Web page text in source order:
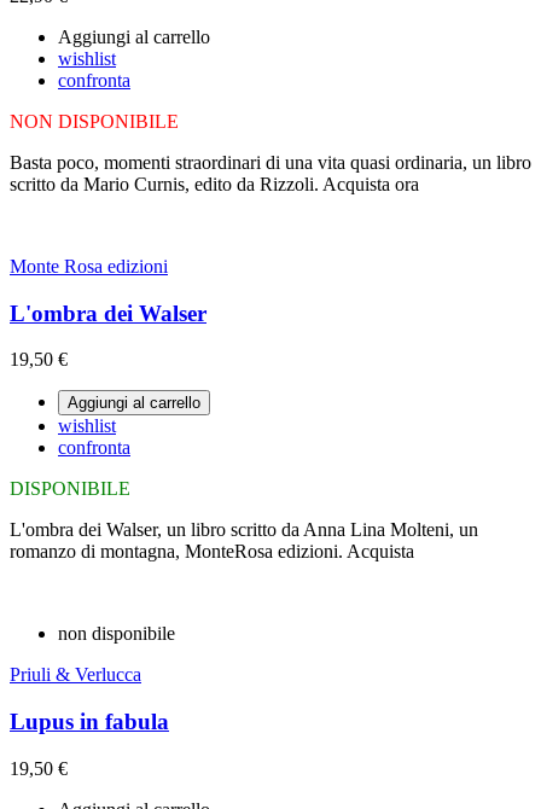
Aggiungi al carrello
wishlist
confronta
NON DISPONIBILE
Basta poco, momenti straordinari di una vita quasi ordinaria, un libro
scritto da Mario Curnis, edito da Rizzoli. Acquista ora
Monte Rosa edizioni
L'ombra dei Walser
19,50 €
Aggiungi al carrello
wishlist
confronta
DISPONIBILE
L'ombra dei Walser, un libro scritto da Anna Lina Molteni, un
romanzo di montagna, MonteRosa edizioni. Acquista
non disponibile
Priuli & Verlucca
Lupus in fabula
19,50 €